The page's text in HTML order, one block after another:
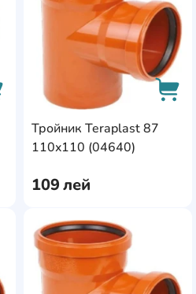
AddCardToCart
Тройник Teraplast 87
110x110 (04640)
109лей
AddCardToFavourite